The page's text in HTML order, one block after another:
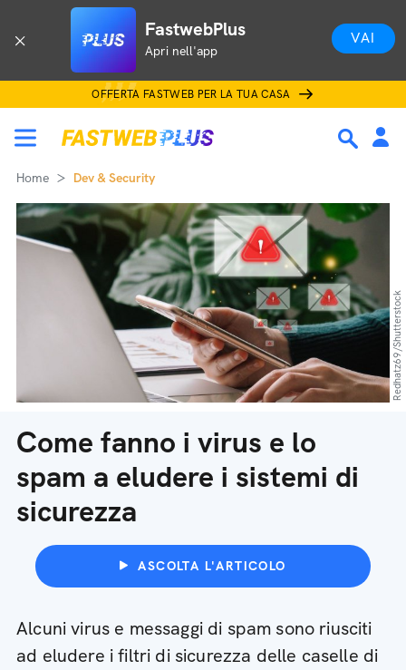
FastwebPlus
Apri nell'app
VAI
OFFERTA FASTWEB PER LA TUA CASA
Home Dev & Security
Come fanno i virus e lo
spam a eludere i sistemi di
sicurezza
ASCOLTA L'ARTICOLO
Alcuni virus e messaggi di spam sono riusciti
ad eludere i filtri di sicurezza delle caselle di
Redhatz69/Shutterstock